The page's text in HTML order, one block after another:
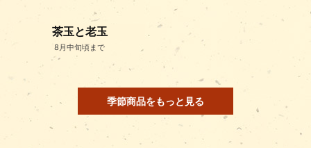
茶玉と老玉
8月中旬頃まで
季節商品をもっと見る